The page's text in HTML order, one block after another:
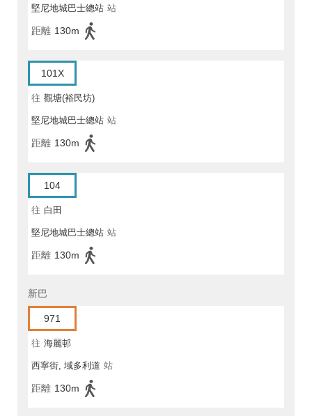
堅尼地城巴士總站 站
距離 130m
101X
往 觀塘(裕民坊)
堅尼地城巴士總站 站
距離 130m
104
往 白田
堅尼地城巴士總站 站
距離 130m
新巴
971
往 海麗邨
西寧街, 域多利道 站
距離 130m